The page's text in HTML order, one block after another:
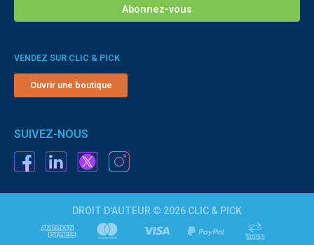
VENDEZ SUR CLIC & PICK
Ouvrir une boutique
SUIVEZ-NOUS
DROIT D'AUTEUR © 2026 CLIC & PICK